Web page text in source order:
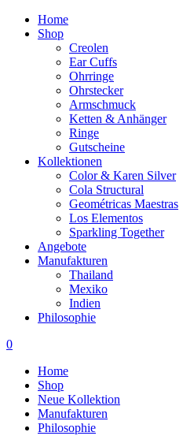
Home
Shop
Creolen
Ear Cuffs
Ohrringe
Ohrstecker
Armschmuck
Ketten & Anhänger
Ringe
Gutscheine
Kollektionen
Color & Karen Silver
Cola Structural
Geométricas Maestras
Los Elementos
Sparkling Together
Angebote
Manufakturen
Thailand
Mexiko
Indien
Philosophie
0
Home
Shop
Neue Kollektion
Manufakturen
Philosophie